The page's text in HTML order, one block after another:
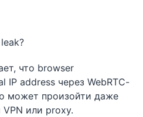
что browser
IP address через WebRTC-
может произойти даже
VPN или proxy.